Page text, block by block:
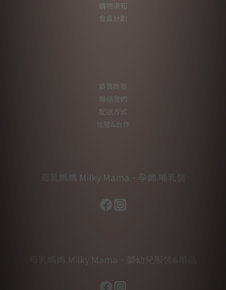
購物須知
會員計劃
換貨政策
聯絡我們
配送方式
批發&合作
母乳媽媽 Milky Mama．孕婦.哺乳裝
母乳媽媽 Milky Mama．嬰幼兒服裝&用品